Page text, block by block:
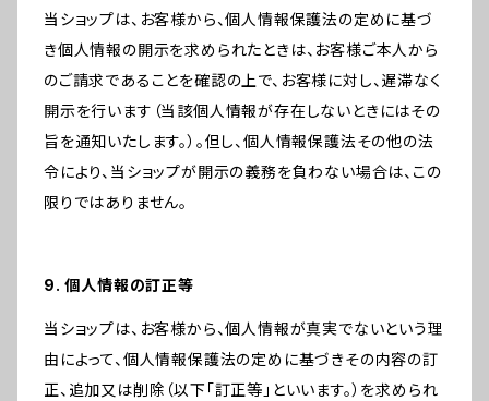
当ショップは、お客様から、個人情報保護法の定めに基づ
き個人情報の開示を求められたときは、お客様ご本人から
のご請求であることを確認の上で、お客様に対し、遅滞なく
開示を行います（当該個人情報が存在しないときにはその
旨を通知いたします。）。但し、個人情報保護法その他の法
令により、当ショップが開示の義務を負わない場合は、この
限りではありません。
9. 個人情報の訂正等
当ショップは、お客様から、個人情報が真実でないという理
由によって、個人情報保護法の定めに基づきその内容の訂
正、追加又は削除（以下「訂正等」といいます。）を求められ